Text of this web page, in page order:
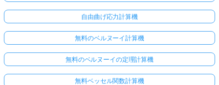
ま
だ
質
問
自由曲げ応力計算機
無料のベルヌーイ計算機
無料のベルヌーイの定理計算機
無料ベッセル関数計算機